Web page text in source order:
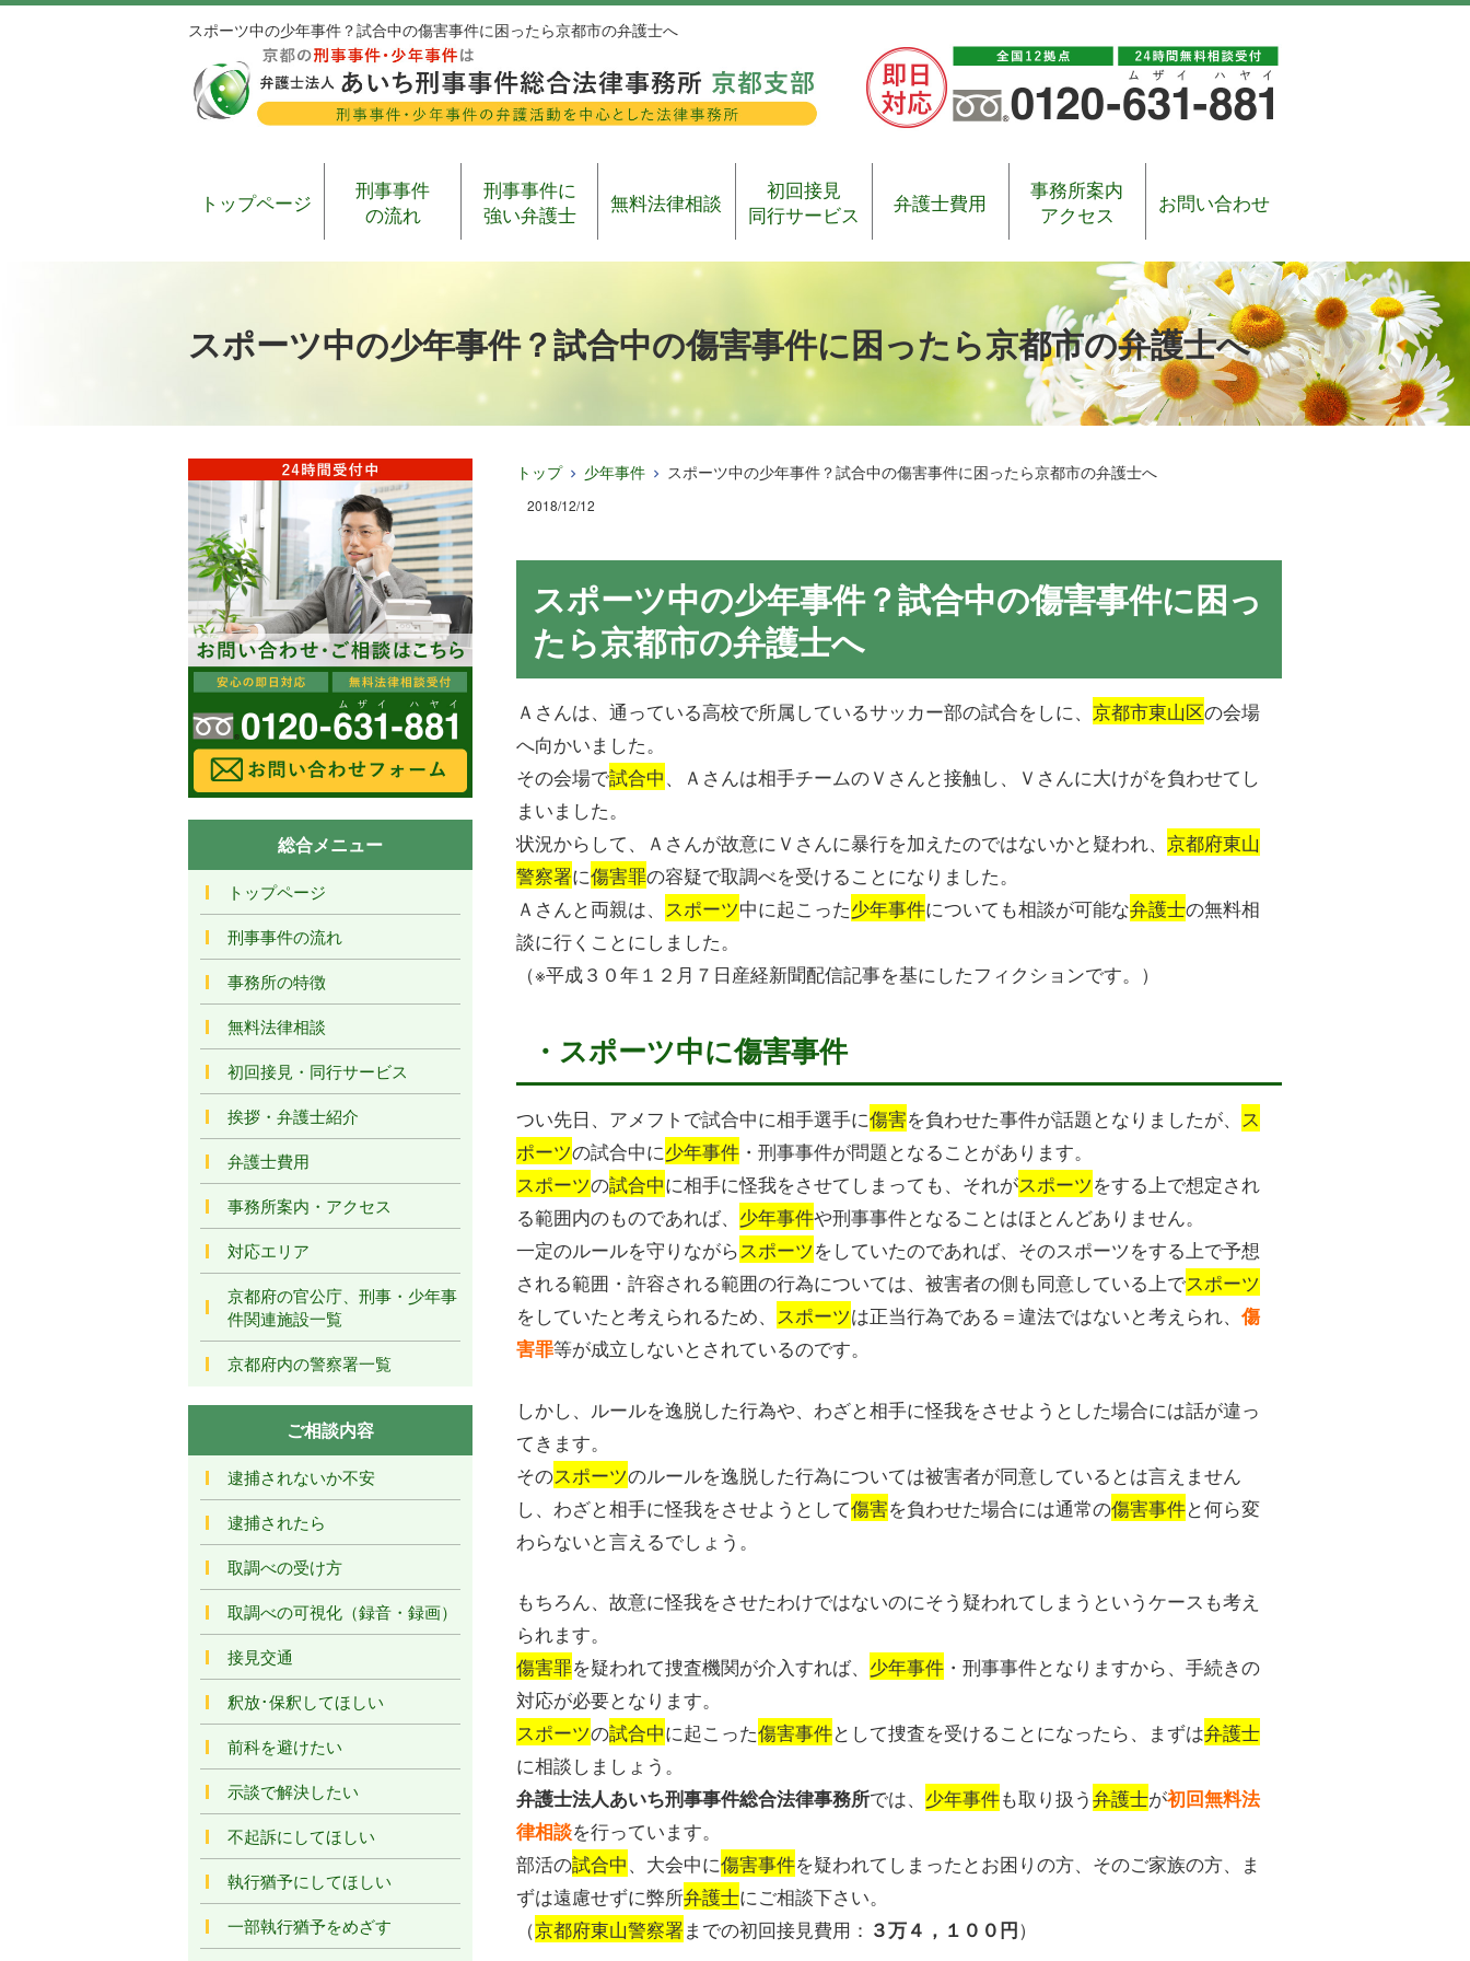
スポーツ中の少年事件？試合中の傷害事件に困ったら京都市の弁護士へ
トップページ
刑事事件
の流れ
刑事事件に
強い弁護士
無料法律相談
初回接見
同行サービス
弁護士費用
事務所案内
アクセス
お問い合わせ
スポーツ中の少年事件？試合中の傷害事件に困ったら京都市の弁護士へ
トップ 少年事件 スポーツ中の少年事件？試合中の傷害事件に困ったら京都市の弁護士へ
2018/12/12
スポーツ中の少年事件？試合中の傷害事件に困っ
たら京都市の弁護士へ
Ａさんは、通っている高校で所属しているサッカー部の試合をしに、 京都市東山区の会場
へ向かいました。
その会場で試合中、Ａさんは相手チームのＶさんと接触し、Ｖさんに大けがを負わせてし
まいました。
状況からして、Ａさんが故意にＶさんに暴行を加えたのではないかと疑われ、 京都府東山
警察署に傷害罪の容疑で取調べを受けることになりました。
Ａさんと両親は、
スポーツ中に起こった少年事件についても相談が可能な弁護士の無料相
談に行くことにしました。
（※平成３０年１２月７日産経新聞配信記事を基にしたフィクションです。）
・スポーツ中に傷害事件
つい先日、アメフトで試合中に相手選手に傷害を負わせた事件が話題となりましたが、 ス
ポーツの試合中に少年事件 ・刑事事件が問題となることがあります。
スポーツの試合中に相手に怪我をさせてしまっても、それがスポーツをする上で想定され
る範囲内のものであれば、 少年事件や刑事事件となることはほとんどありません。
一定のルールを守りながらスポーツをしていたのであれば、そのスポーツをする上で予想
される範囲・許容される範囲の行為については、被害者の側も同意している上でスポーツ
をしていたと考えられるため、 スポーツは正当行為である＝違法ではないと考えられ、傷
害罪等が成立しないとされているのです。
しかし、ルールを逸脱した行為や、わざと相手に怪我をさせようとした場合には話が違っ
てきます。
そのスポーツのルールを逸脱した行為については被害者が同意しているとは言えません
し、わざと相手に怪我をさせようとして傷害を負わせた場合には通常の傷害事件と何ら変
わらないと言えるでしょう。
もちろん、故意に怪我をさせたわけではないのにそう疑われてしまうというケースも考え
られます。
傷害罪を疑われて捜査機関が介入すれば、 少年事件 ・刑事事件となりますから、手続きの
対応が必要となります。
スポーツの試合中に起こった傷害事件として捜査を受けることになったら、まずは弁護士
に相談しましょう。
弁護士法人あいち刑事事件総合法律事務所では、 少年事件も取り扱う弁護士が初回無料法
律相談を行っています。
部活の試合中、大会中に傷害事件を疑われてしまったとお困りの方、そのご家族の方、ま
ずは遠慮せずに弊所弁護士にご相談下さい。
（京都府東山警察署までの初回接見費用： ３万４，１００円）
総合メニュー
トップページ
刑事事件の流れ
事務所の特徴
無料法律相談
初回接見・同行サービス
挨拶・弁護士紹介
弁護士費用
事務所案内・アクセス
対応エリア
京都府の官公庁、刑事・少年事
件関連施設一覧
京都府内の警察署一覧
ご相談内容
逮捕されないか不安
逮捕されたら
取調べの受け方
取調べの可視化（録音・録画）
接見交通
釈放･保釈してほしい
前科を避けたい
示談で解決したい
不起訴にしてほしい
執行猶予にしてほしい
一部執行猶予をめざす